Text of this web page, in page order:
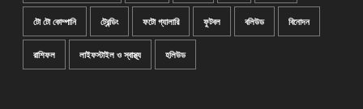
টো টো কোম্পানি ট্রেন্ডিং ফটো গ্যালারি ফুটবল বলিউড বিনোদন
রাশিফল লাইফস্টাইল ও স্বাস্থ্য হলিউড